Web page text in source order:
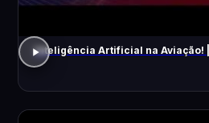
Inteligência Artificial na Aviação! |